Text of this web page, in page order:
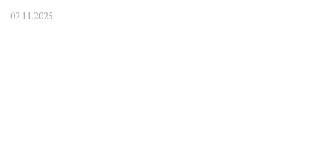
02.11.2025